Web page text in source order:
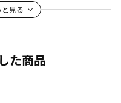
見る
た商品